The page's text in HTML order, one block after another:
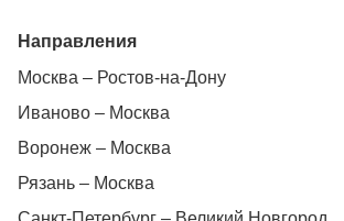
Направления
Москва – Ростов-на-Дону
Иваново – Москва
Воронеж – Москва
Рязань – Москва